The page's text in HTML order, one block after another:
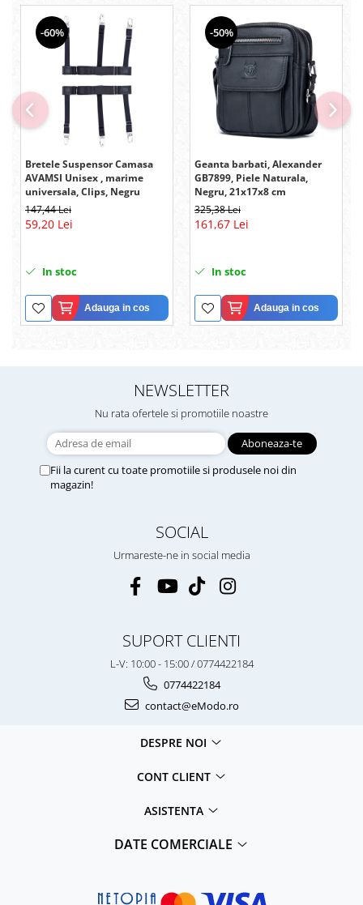
-60%
Bretele Suspensor Camasa
AVAMSI Unisex , marime
universala, Clips, Negru
147,44 Lei
59,20 Lei
In stoc
Adauga in cos
-50%
Geanta barbati, Alexander
GB7899, Piele Naturala,
Negru, 21x17x8 cm
325,38 Lei
161,67 Lei
In stoc
Adauga in cos
NEWSLETTER
Nu rata ofertele si promotiile noastre
Fii la curent cu toate promotiile si produsele noi din
magazin!
SOCIAL
Urmareste-ne in social media
SUPORT CLIENTI
L-V: 10:00 - 15:00 / 0774422184
0774422184
contact@eModo.ro
DESPRE NOI
CONT CLIENT
ASISTENTA
DATE COMERCIALE